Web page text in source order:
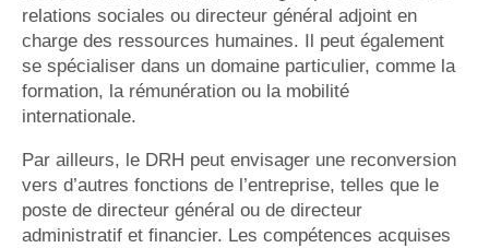
relations sociales ou directeur général adjoint en
charge des ressources humaines. Il peut également
se spécialiser dans un domaine particulier, comme la
formation, la rémunération ou la mobilité
internationale.
Par ailleurs, le DRH peut envisager une reconversion
vers d’autres fonctions de l’entreprise, telles que le
poste de directeur général ou de directeur
administratif et financier. Les compétences acquises